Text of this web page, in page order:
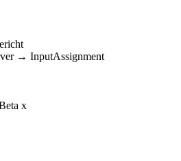
→ InputAssignment
x